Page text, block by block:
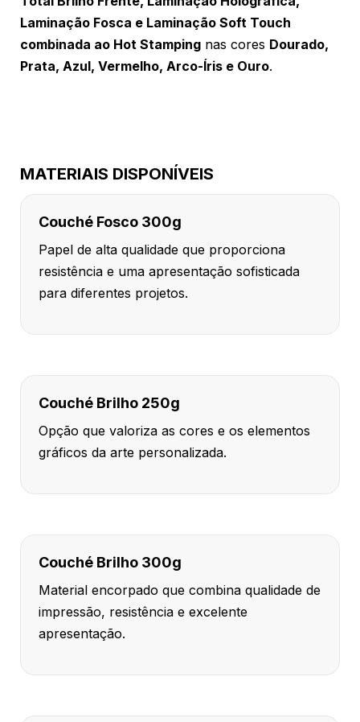
Laminação Fosca e Laminação Soft Touch
combinada ao Hot Stamping nas cores Dourado,
Prata, Azul, Vermelho, Arco-Íris e Ouro.
MATERIAIS DISPONÍVEIS
Couché Fosco 300g
Papel de alta qualidade que proporciona
resistência e uma apresentação sofisticada
para diferentes projetos.
Couché Brilho 250g
Opção que valoriza as cores e os elementos
gráficos da arte personalizada.
Couché Brilho 300g
Material encorpado que combina qualidade de
impressão, resistência e excelente
apresentação.